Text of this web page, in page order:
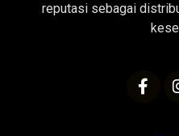
reputasi sebagai